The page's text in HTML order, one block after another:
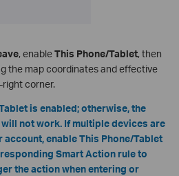
, enableThis Phone/Tablet, then
the map coordinates and effective
corner.
is enabled; otherwise, the
not work. If multiple devices are
account, enable This Phone/Tablet
Smart Action rule to
the action when entering or